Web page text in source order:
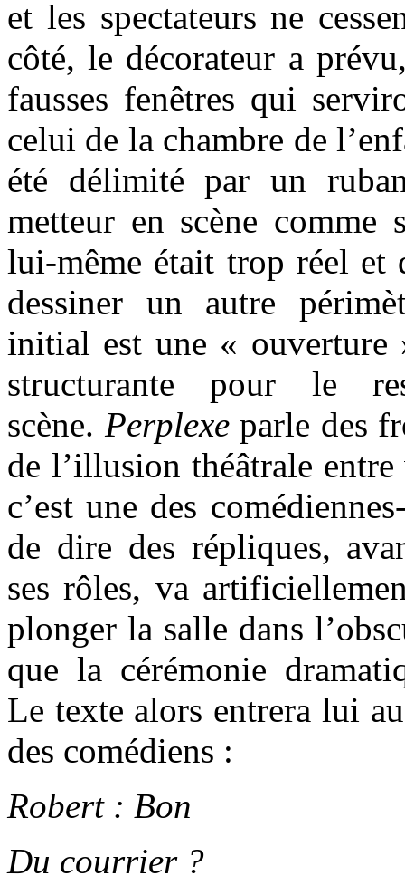
et les spectateurs ne
côté, le décorateur a
fausses fenêtres qui
celui de la chambre de
été délimité par un
metteur en scène comme
lui-même était trop réel et
dessiner un autre
initial est une « ouverture
structurante pour le
scène. Perplexeparle des
de l’illusion théâtrale
c’est une des
de dire des répliques,
ses rôles, va
plonger la salle dans
que la cérémonie
Le texte alors entrera lui
des comédiens :
Robert : Bon
Du courrier ?